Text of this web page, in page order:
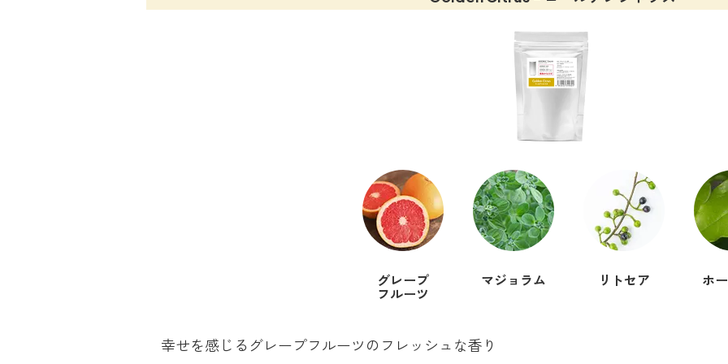
グレープ
フルーツ
マジョラム リトセア ホ
幸せを感じるグレープフルーツのフレッシュな香り